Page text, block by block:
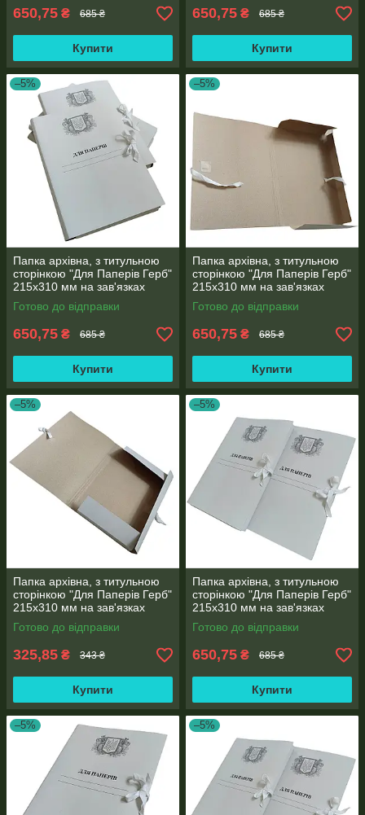
650,75 ₴ 685 ₴
Купити
650,75 ₴ 685 ₴
Купити
–5%
Папка архівна, з титульною
сторінкою "Для Паперів Герб"
215х310 мм на зав'язках
висота корінець 0,5-2,8 см 50
шт
Готово до відправки
650,75 ₴ 685 ₴
Купити
–5%
Папка архівна, з титульною
сторінкою "Для Паперів Герб"
215х310 мм на зав'язках
висота корінець 0,6-2,8 см 50
шт
Готово до відправки
650,75 ₴ 685 ₴
Купити
–5%
Папка архівна, з титульною
сторінкою "Для Паперів Герб"
215х310 мм на зав'язках
висота корінець 0,7-2,5 см
(25шт)
Готово до відправки
325,85 ₴ 343 ₴
Купити
–5%
Папка архівна, з титульною
сторінкою "Для Паперів Герб"
215х310 мм на зав'язках
висота корінець 0,7-2,8 см
50 шт.
Готово до відправки
650,75 ₴ 685 ₴
Купити
–5% –5%